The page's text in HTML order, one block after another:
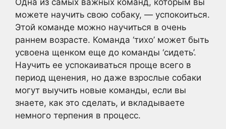
Одна из самых важных команд, которым вы
можете научить свою собаку, — успокоиться.
Этой команде можно научиться в очень
раннем возрасте. Команда ‘тихо’ может быть
усвоена щенком еще до команды ‘сидеть’.
Научить ее успокаиваться проще всего в
период щенения, но даже взрослые собаки
могут выучить новые команды, если вы
знаете, как это сделать, и вкладываете
немного терпения в процесс.